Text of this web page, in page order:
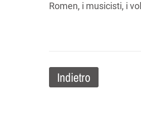
Romen, i musicisti, i
Indietro